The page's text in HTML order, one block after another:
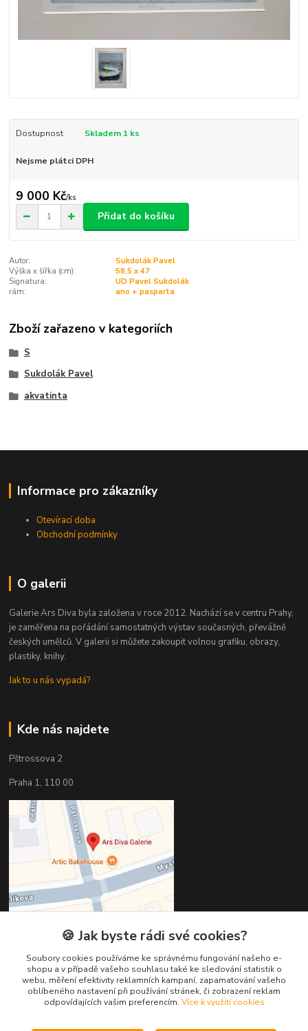
Dostupnost Skladem 1 ks
Nejsme plátci DPH
9 000 Kč/ks
Přidat do košíku
Autor:
Sukdolák Pavel
Výška x šířka (cm):
58,5 x 47
Signatura:
UD Pavel Sukdolák
rám:
ano + pasparta
Zboží zařazeno v kategoriích
S
Sukdolák Pavel
akvatinta
Informace pro zákazníky
Otevírací doba
Obchodní podmínky
O galerii
Galerie Ars Diva byla založena v roce 2012. Nachází se v centru Prahy,
je zaměřena na pořádání samostatných výstav současných, převážně
českých umělců. V galerii si můžete zakoupit volnou grafiku, obrazy,
plastiky, knihy.
Jak to u nás vypadá?
Kde nás najdete
Pštrossova 2
Praha 1, 110 00
Kontakty
Věra Hédervári
+420 603 821 712
🍪 Jak byste rádi své cookies?
Soubory cookies používáme ke správnému fungování našeho e-
shopu a v případě vašeho souhlasu také ke sledování statistik o
webu, měření efektivity reklamních kampaní, zapamatování vašeho
oblíbeného nastavení při používání stránek, či zobrazení reklam
odpovídajících vašim preferencím. Více k využití cookies